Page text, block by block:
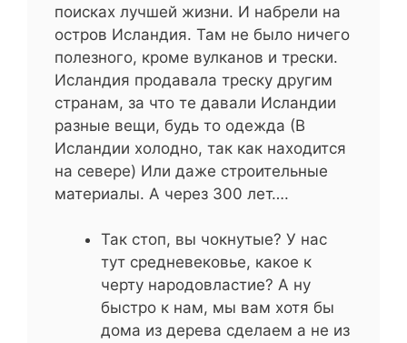
поисках лучшей жизни. И набрели на
остров Исландия. Там не было ничего
полезного, кроме вулканов и трески.
Исландия продавала треску другим
странам, за что те давали Исландии
разные вещи, будь то одежда (В
Исландии холодно, так как находится
на севере) Или даже строительные
материалы. А через 300 лет….
Так стоп, вы чокнутые? У нас
тут средневековье, какое к
черту народовластие? А ну
быстро к нам, мы вам хотя бы
дома из дерева сделаем а не из